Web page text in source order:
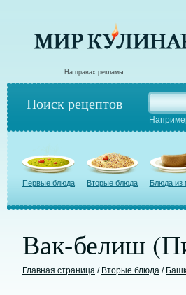
На правах рекламы:
Поиск рецептов
Первые блюда Вторые блюда Блюда из
Вак-белиш
Главная страница / Вторые блюда /